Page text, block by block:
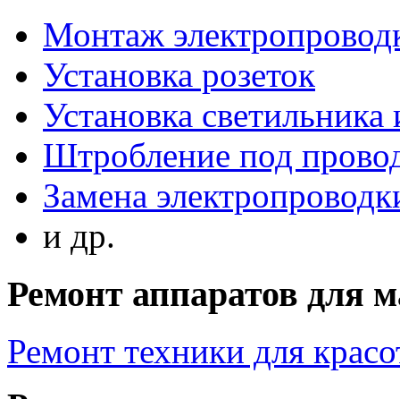
Монтаж
Установка розеток
Установка
Штробление под
Замена
и др.
Ремонт аппаратов для
Ремонт техники для